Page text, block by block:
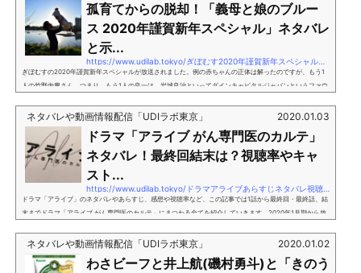
孤育てからの脱却！「義母と娘のブルー
ス 2020年謹賀新年スペシャル」ネタバレ
と示...
ぎぼむすの2020年謹賀新年スペシャルが放送されました。例の赤ちゃんの正体は解ったのですが、もう1
人の竹野内豊さん。つまり、もう1人の良一は、岩城良治といってダインキャピタルジャパンというファウ
母と娘のブルース2020年謹賀新年スペシャルの最後の最後で、亜希子が企画したゴールデンアスレティッ
クの子育て世帯の救済も考え、ジムなどをポイント制にしてポイントを活用してゴールデンアスレティッ
クの施設を色々と使えるとい...
ネタバレや動画情報配信「UDIラボ東京」 2020.01.03
ドラマ「アライブ がん専門医のカルテ」
ネタバレ！最終回結末は？視聴率やキャ
スト...
ドラマ「アライブ」のネタバレやあらすじ、感想や視聴率など、この記事では1話から最終回・最終話、結
末までドラマ「アライブ がん専門医のカルテ」にまつわる全てを紹介していきます。2020年1月期から放
タートされるので、1月でも比較的早く放送されるドラマです。人気の医療ドラマですし、手堅い作
品・・・というイメージですね！それにしても2020年1月期で医療ドラマと言えば、このアライブの他に
は日本テレビのトップナイフがあり...
ネタバレや動画情報配信「UDIラボ東京」 2020.01.02
わさビーフと井上航(磯村勇斗)と「きのう